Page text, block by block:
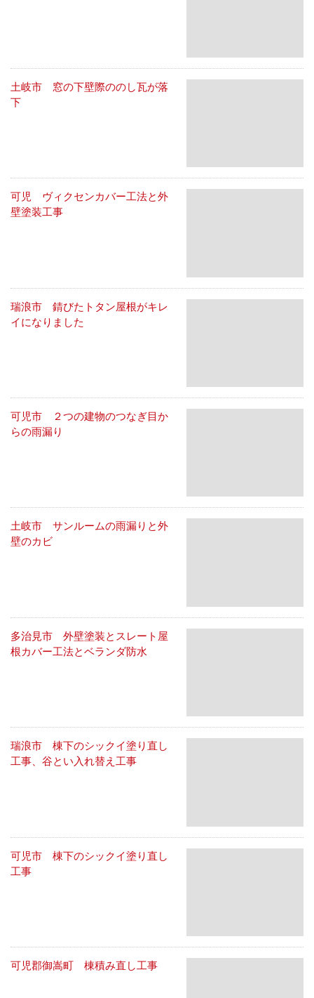
土岐市 窓の下壁際ののし瓦が落
下
可児 ヴィクセンカバー工法と外
壁塗装工事
瑞浪市 錆びたトタン屋根がキレ
イになりました
可児市 ２つの建物のつなぎ目か
らの雨漏り
土岐市 サンルームの雨漏りと外
壁のカビ
多治見市 外壁塗装とスレート屋
根カバー工法とベランダ防水
瑞浪市 棟下のシックイ塗り直し
工事、谷とい入れ替え工事
可児市 棟下のシックイ塗り直し
工事
可児郡御嵩町 棟積み直し工事